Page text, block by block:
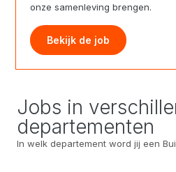
onze samenleving brengen.
Bekijk de job
Jobs in
departementen
In welk departement word jij een